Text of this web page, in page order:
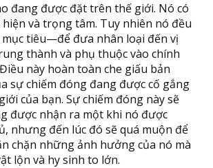
đang được đặt trên thế giới. Nó có
hiện và trọng tâm. Tuy nhiên nó đều
tiêu—để đưa nhân loại đến vị
thành và phụ thuộc vào chính
này hoàn toàn che giấu bản
sự chiếm đóng đang được cố gắng
của bạn. Sự chiếm đóng này sẽ
được nhận ra một khi nó được
nhưng đến lúc đó sẽ quá muộn để
chặn những ảnh hưởng của nó mà
lộn và hy sinh to lớn.